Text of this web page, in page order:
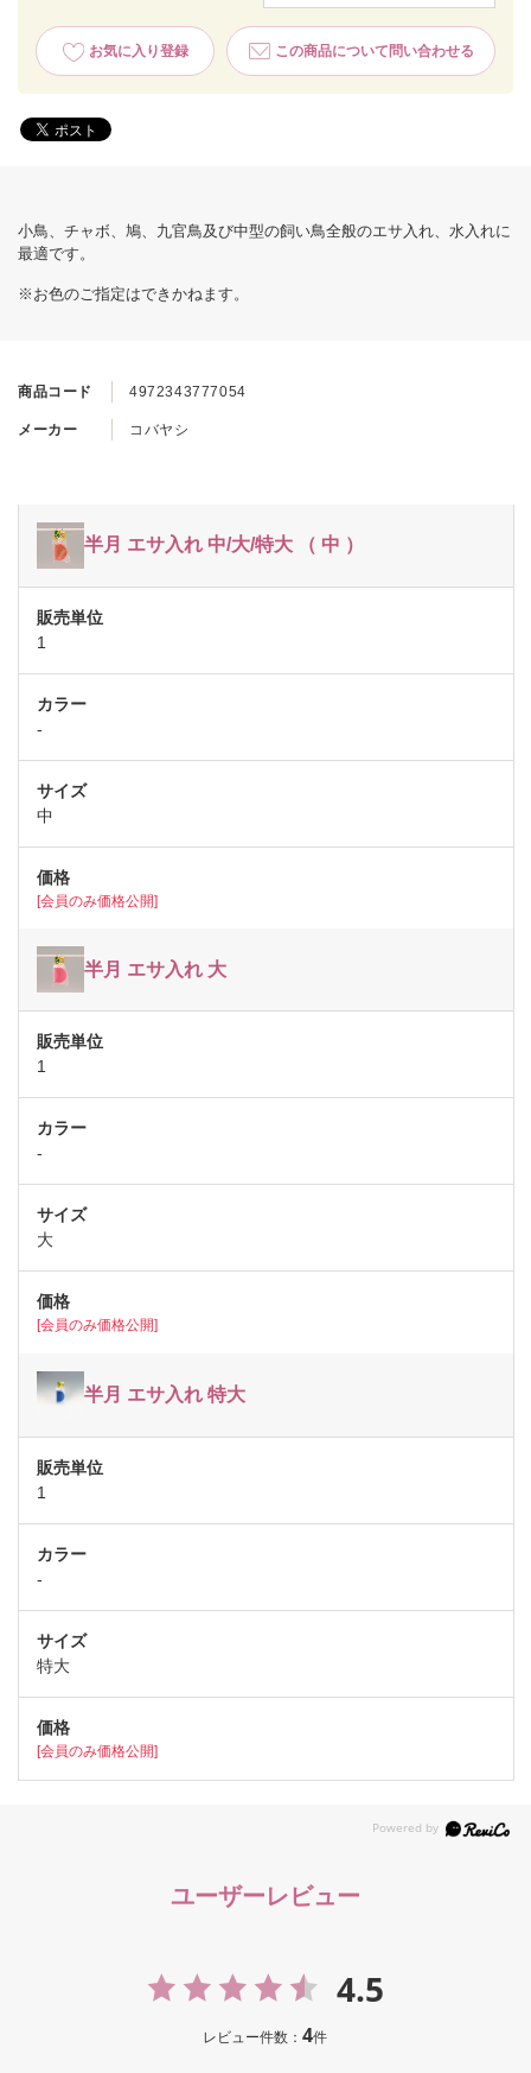
お気に入り登録 この商品について問い合わせる
商品コード 4972343777054
メーカー コバヤシ
半月 エサ入れ 中/大/特大 （ 中 ）
1
-
中
[会員のみ価格公開]
半月 エサ入れ 大
1
-
大
[会員のみ価格公開]
半月 エサ入れ 特大
1
-
特大
[会員のみ価格公開]
小鳥、チャボ、鳩、九官鳥及び中型の飼い鳥全般のエサ入れ、水入れに
最適です。
※お色のご指定はできかねます。
ユーザーレビュー
4.5
レビュー件数：4件